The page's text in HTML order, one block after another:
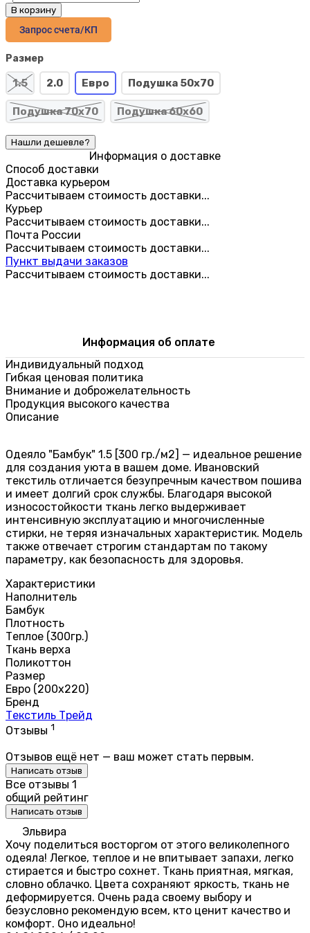
В корзину
Запрос счета/КП
Размер
1.5 2.0 Евро Подушка 50х70
Подушка 70х70 Подушка 60х60
Информация о доставке
Способ доставки
Доставка курьером
Рассчитываем стоимость доставки...
Курьер
Рассчитываем стоимость доставки...
Почта России
Рассчитываем стоимость доставки...
Пункт выдачи заказов
Рассчитываем стоимость доставки...
Информация об оплате
Индивидуальный подход
Гибкая ценовая политика
Внимание и доброжелательность
Продукция высокого качества
Описание
Одеяло "Бамбук" 1.5 [300 гр./м2] — идеальное решение
для создания уюта в вашем доме. Ивановский
текстиль отличается безупречным качеством пошива
и имеет долгий срок службы. Благодаря высокой
износостойкости ткань легко выдерживает
интенсивную эксплуатацию и многочисленные
стирки, не теряя изначальных характеристик. Модель
также отвечает строгим стандартам по такому
параметру, как безопасность для здоровья.
Характеристики
Наполнитель
Бамбук
Плотность
Теплое (300гр.)
Ткань верха
Поликоттон
Размер
Евро (200х220)
Бренд
Текстиль Трейд
Отзывы 1
Отзывов ещё нет — ваш может стать первым.
Написать отзыв
Все отзывы 1
общий рейтинг
Написать отзыв
Эльвира
Хочу поделиться восторгом от этого великолепного
одеяла! Легкое, теплое и не впитывает запахи, легко
стирается и быстро сохнет. Ткань приятная, мягкая,
словно облачко. Цвета сохраняют яркость, ткань не
деформируется. Очень рада своему выбору и
безусловно рекомендую всем, кто ценит качество и
комфорт. Оно идеально!